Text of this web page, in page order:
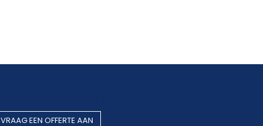
VRAAG EEN OF​​​​FERTE AAN